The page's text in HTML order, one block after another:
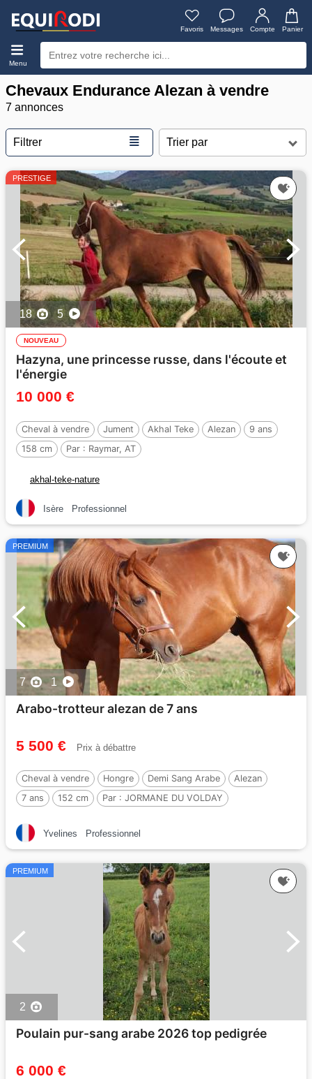
Favoris Messages Compte Panier
Menu
Chevaux Endurance Alezan à vendre
7 annonces
Filtrer ≣
PRESTIGE
18 5
NOUVEAU
Hazyna, une princesse russe, dans l'écoute et
l'énergie
10 000 €
Cheval à vendre Jument Akhal Teke Alezan
9 ans
158 cm
Par : Raymar, AT
akhal-teke-nature
Isère Professionnel
PREMIUM
7 1
Arabo-trotteur alezan de 7 ans
5 500 € Prix à débattre
Cheval à vendre Hongre Demi Sang Arabe
Alezan
7 ans
152 cm Par : JORMANE DU VOLDAY
Yvelines Professionnel
PREMIUM
2
Poulain pur-sang arabe 2026 top pedigrée
6 000 €